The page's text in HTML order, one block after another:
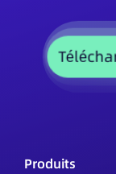
Produits